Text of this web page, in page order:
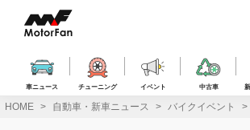
ス
車ニュース チューニング イベント 中古車
HOME 自動車・新車ニュース バイクイベント